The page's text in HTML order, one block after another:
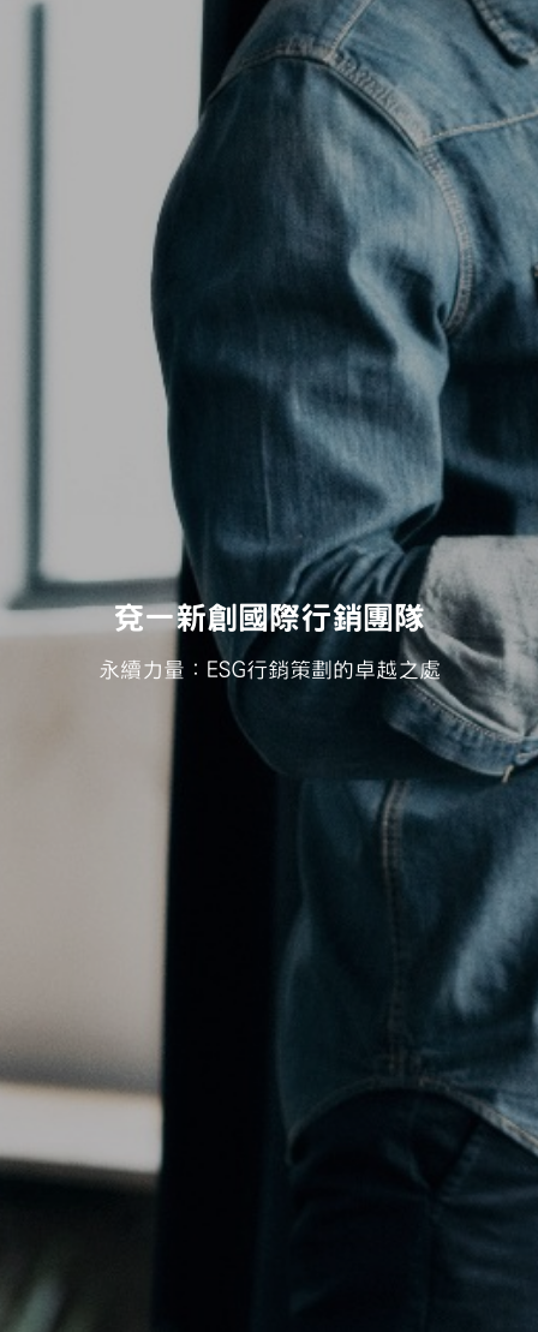
兗一新創國際行銷團隊
永續力量：ESG行銷策劃的卓越之處